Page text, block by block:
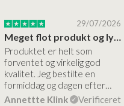
29/07/2026
Meget flot produkt og lynhurtigt levering
Produktet er helt som
forventet og virkelig god
kvalitet. Jeg bestilte en
formiddag og dagen efter…
Annettte Klink
Verificeret